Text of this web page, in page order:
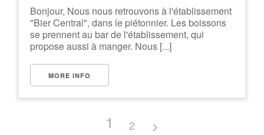
Bonjour, Nous nous retrouvons à l'établissement
"Bier Central", dans le piétonnier. Les boissons
se prennent au bar de l'établissement, qui
propose aussi à manger. Nous [...]
MORE INFO
1 2